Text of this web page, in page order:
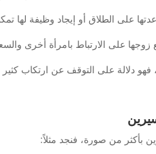
على الطلاق أو إيجاد وظيفة لها
على الارتباط بامرأة أخرى
دلالة على التوقف عن ارتكاب
بأكثر من صورة، فنجد مثلاً: